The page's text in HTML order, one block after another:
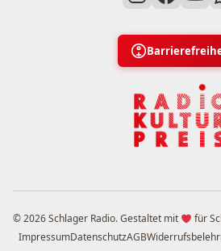
© 2026 Schlager Radio. Gestaltet mit
für
ImpressumDatenschutzAGB